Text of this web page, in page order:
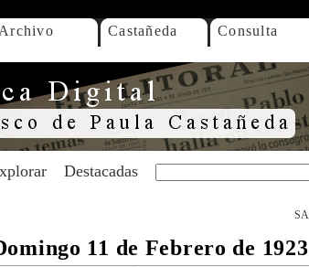
Archivo Castañeda Consulta
Destacadas
11 de Febrero de 1923